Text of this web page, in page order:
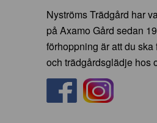
Nyströms Trädgård har
på Axamo Gård sedan
förhoppning är att du
och trädgårdsglädje hos